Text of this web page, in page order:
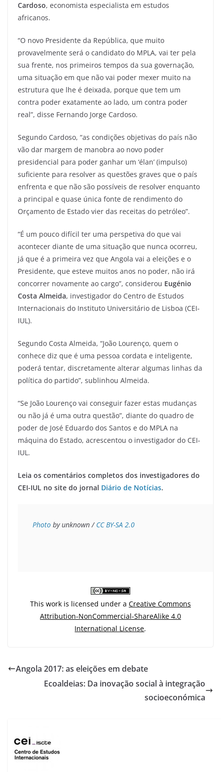
Cardoso, economista especialista em estudos
africanos.
“O novo Presidente da República, que muito
provavelmente será o candidato do MPLA, vai ter pela
sua frente, nos primeiros tempos da sua governação,
uma situação em que não vai poder mexer muito na
estrutura que lhe é deixada, porque que tem um
contra poder exatamente ao lado, um contra poder
real”, disse Fernando Jorge Cardoso.
Segundo Cardoso, “as condições objetivas do país não
vão dar margem de manobra ao novo poder
presidencial para poder ganhar um ‘élan’ (impulso)
suficiente para resolver as questões graves que o país
enfrenta e que não são possíveis de resolver enquanto
a principal e quase única fonte de rendimento do
Orçamento de Estado vier das receitas do petróleo”.
“É um pouco difícil ter uma perspetiva do que vai
acontecer diante de uma situação que nunca ocorreu,
já que é a primeira vez que Angola vai a eleições e o
Presidente, que esteve muitos anos no poder, não irá
concorrer novamente ao cargo”, considerou Eugénio
Costa Almeida, investigador do Centro de Estudos
Internacionais do Instituto Universitário de Lisboa (CEI-
IUL).
Segundo Costa Almeida, “João Lourenço, quem o
conhece diz que é uma pessoa cordata e inteligente,
poderá tentar, discretamente alterar algumas linhas da
política do partido”, sublinhou Almeida.
“Se João Lourenço vai conseguir fazer estas mudanças
ou não já é uma outra questão”, diante do quadro de
poder de José Eduardo dos Santos e do MPLA na
máquina do Estado, acrescentou o investigador do CEI-
IUL.
Leia os comentários completos dos investigadores do
CEI-IUL no site do jornal Diário de Notícias.
Photo by unknown / CC BY-SA 2.0
This work is licensed under a Creative Commons
Attribution-NonCommercial-ShareAlike 4.0
International License.
Angola 2017: as eleições em debate
Ecoaldeias: Da inovação social à integração
socioeconómica